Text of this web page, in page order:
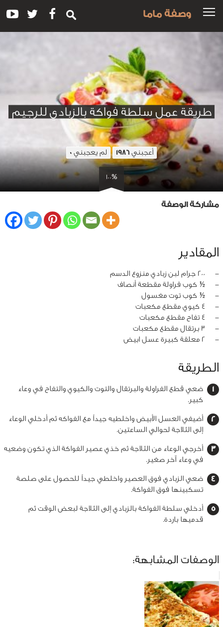
وصفة ماما
طريقة عمل سلطة فواكة بالزبادي للرجيم
أعجبني 1986 لم يعجبني 0
100%
مشاركة الوصفة
المقادير
‏-
200 جرام لبن زبادي منزوع الدسم
‏-
½ كوب فراولة مقطعة أنصاف
‏-
½ كوب توت مغسول
‏-
4 كيوي مقطع مكعبات
‏-
4 تفاح مقطع مكعبات
‏-
3 برتقال مقطع مكعبات
‏-
2 معلقة كبيرة عسل ابيض
الطريقة
ضعي قطع الفراولة والبرتقال والتوت والكيوي والتفاح في وعاء
كبير.
أضيفي العسل الأبيض واخلطيه جيداً مع الفواكه ثم أدخلي الوعاء
إلى الثلاجة لحوالي الساعتين.
أخرجي الوعاء من الثلاجة ثم خذي عصير الفواكة الذي تكون وضعيه
في وعاء آخر صغير.
ضعي الزبادي فوق العصير واخلطي جيداً للحصول على صلصة
تسكبينها فوق الفواكة.
أدخلي سلطة الفواكة بالزبادي إلى الثلاجة لبعض الوقت ثم
قدميها باردة.
الوصفات المشابهة: